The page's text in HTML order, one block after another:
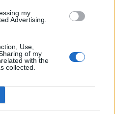
my
Advertising.
Use,
of my
with the
collected.
|16:08
εξαγωγών στο 1ο
του 2026
|15:08
μεγέθη με στήριξη
κερδοφορία